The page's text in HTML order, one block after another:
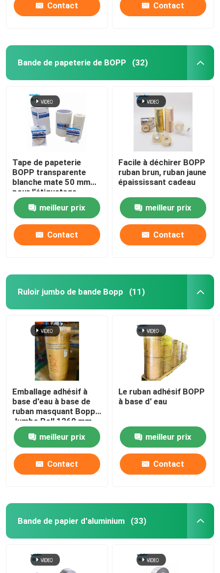
Contact Contact
Bande de papeterie de BOPP (32)
Tape de papeterie
BOPP transparente
blanche mate 50 mm
pour l'étiquetage
meilleur prix
Contact
Facile à déchirer BOPP
ruban brun, ruban jaune
épaississant cadeau
meilleur prix
Contact
Ruloir jumbo de bande Bopp (11)
Emballage adhésif à
base d'eau à base de
ruban masquant Bopp
Jumbo Roll 1260 mm
de largeur
meilleur prix
Contact
Le ruban adhésif BOPP
à base d' eau
meilleur prix
Contact
Bande de papier d'aluminium (33)